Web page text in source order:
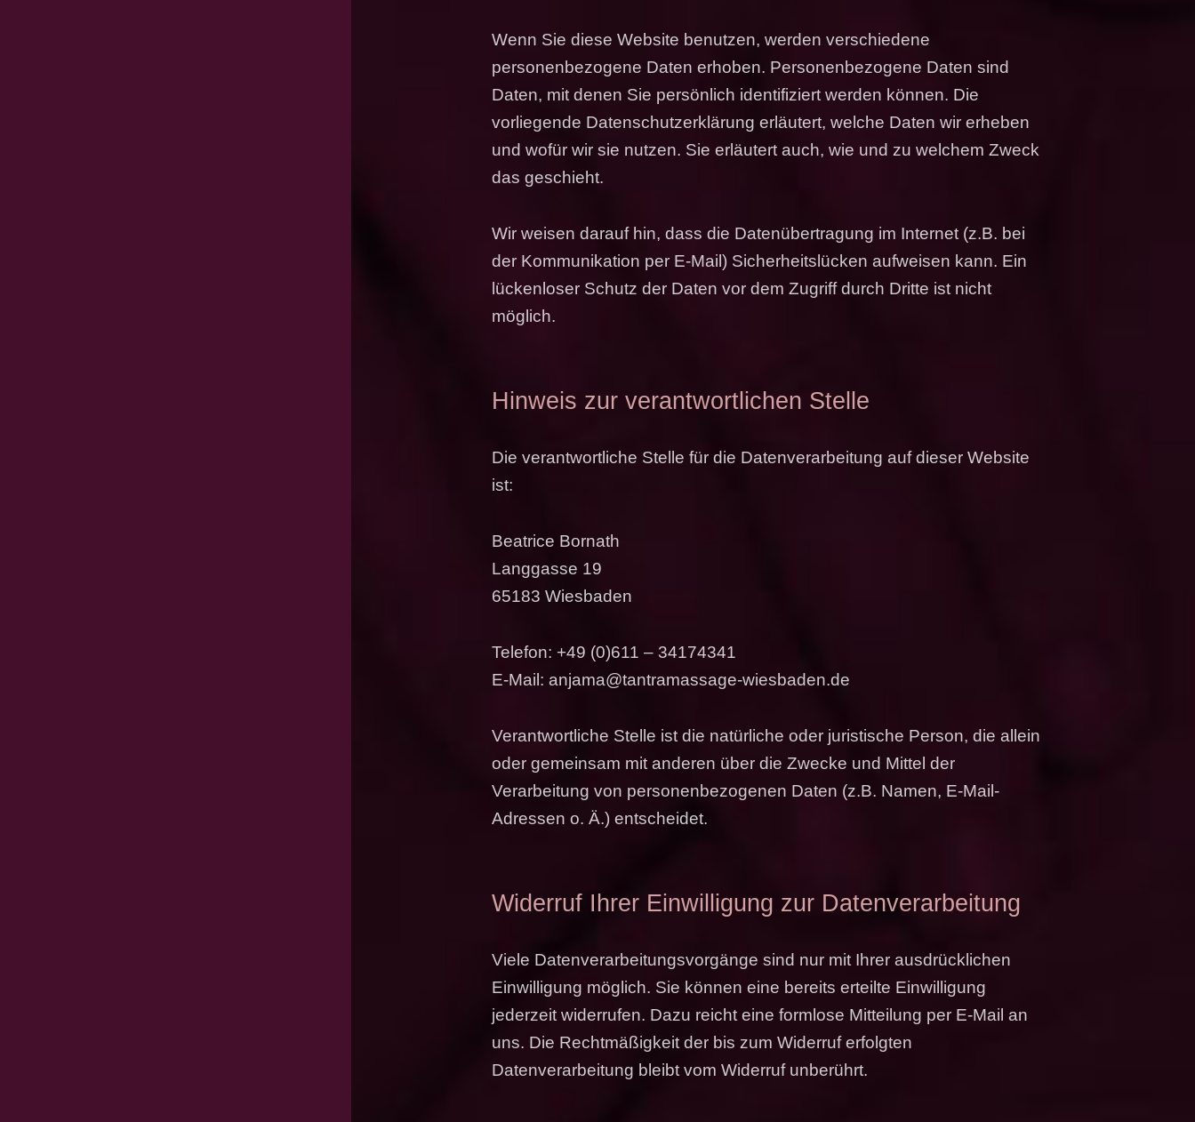
Wenn Sie diese Website benutzen, werden verschiedene
personenbezogene Daten erhoben. Personenbezogene Daten sind
Daten, mit denen Sie persönlich identifiziert werden können. Die
vorliegende Datenschutzerklärung erläutert, welche Daten wir erheben
und wofür wir sie nutzen. Sie erläutert auch, wie und zu welchem Zweck
das geschieht.
Wir weisen darauf hin, dass die Datenübertragung im Internet (z.B. bei
der Kommunikation per E-Mail) Sicherheitslücken aufweisen kann. Ein
lückenloser Schutz der Daten vor dem Zugriff durch Dritte ist nicht
möglich.
Hinweis zur verantwortlichen Stelle
Die verantwortliche Stelle für die Datenverarbeitung auf dieser Website
ist:
Beatrice Bornath
Langgasse 19
65183 Wiesbaden
Telefon: +49 (0)611 – 34174341
E-Mail: anjama@tantramassage-wiesbaden.de
Verantwortliche Stelle ist die natürliche oder juristische Person, die allein
oder gemeinsam mit anderen über die Zwecke und Mittel der
Verarbeitung von personenbezogenen Daten (z.B. Namen, E-Mail-
Adressen o. Ä.) entscheidet.
Widerruf Ihrer Einwilligung zur Datenverarbeitung
Viele Datenverarbeitungsvorgänge sind nur mit Ihrer ausdrücklichen
Einwilligung möglich. Sie können eine bereits erteilte Einwilligung
jederzeit widerrufen. Dazu reicht eine formlose Mitteilung per E-Mail an
uns. Die Rechtmäßigkeit der bis zum Widerruf erfolgten
Datenverarbeitung bleibt vom Widerruf unberührt.